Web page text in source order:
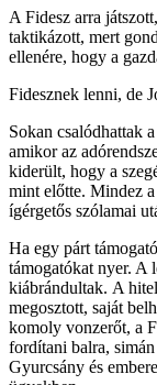
A Fidesz arra
taktikázott, mert
ellenére, hogy a
Fidesznek lenni, de
Sokan csalódhattak
amikor az
kiderült, hogy a
mint előtte. Mindez
ígérgetős szólamai
Ha egy párt
támogatókat nyer. A
kiábrándultak. A
megosztott, saját
komoly vonzerőt, a
fordítani balra,
Gyurcsány és